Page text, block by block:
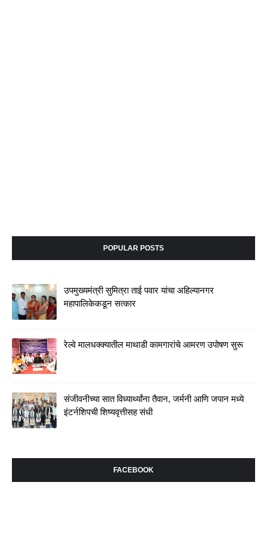
POPULAR POSTS
उपमुख्यमंत्री सुमित्रा ताई पवार यांचा अहिल्यानगर
महापालिकेकडून सत्कार
रेल्वे मालधक्क्यातील माथाडी कामगारांचे आमरण उपोषण सुरू
संजीवनीच्या सात विध्यार्थ्यांना तैवान, जर्मनी आणि जपान मध्ये
इंटर्नशिपची शिष्यवृत्तीसह संधी
FACEBOOK